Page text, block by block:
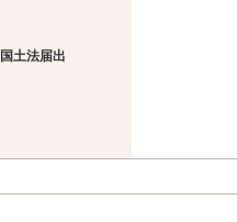
国土法届出